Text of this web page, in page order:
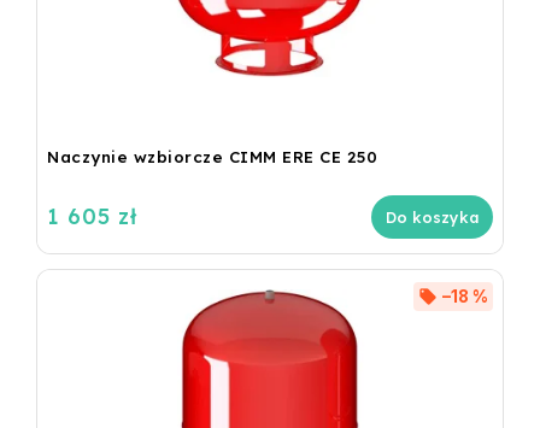
Naczynie wzbiorcze CIMM ERE CE 250
1 605 zł Do koszyka
–18 %